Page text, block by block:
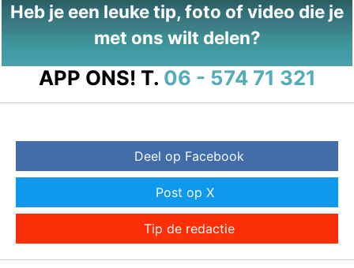
Heb je een leuke tip, foto of video die je
met ons wilt delen?
APP ONS! T. 06 - 574 71 321
Deel op Facebook
Post op X
Tip de redactie